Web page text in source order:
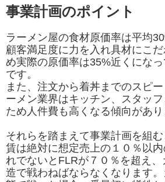
事業計画のポイント
ラーメン屋の食材原価率は平均
顧客満足度に力を入れ具材にこ
め実際の原価率は35%近くにな
です。
また、注文から着丼までのスピ
ーメン業界はキッチン、スタッフ
ため人件費も高くなる傾向があり
それらを踏まえて事業計画を組
賃は絶対に想定売上の１０％以
れでないとFLRが７０％を超え
造で戦わねばならなくなります